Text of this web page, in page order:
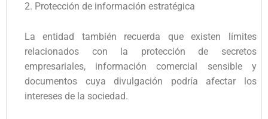
2. Protección de información estratégica
La entidad también recuerda que existen límites
relacionados con la protección de secretos
empresariales, información comercial sensible y
documentos cuya divulgación podría afectar los
intereses de la sociedad.